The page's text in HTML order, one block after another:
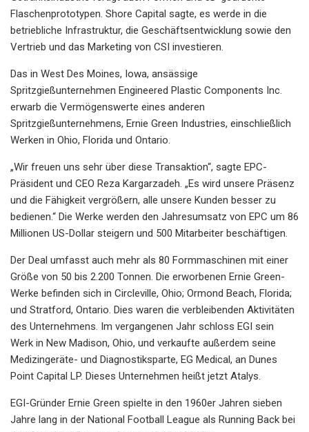
Flaschenprototypen. Shore Capital sagte, es werde in die
betriebliche Infrastruktur, die Geschäftsentwicklung sowie den
Vertrieb und das Marketing von CSI investieren.
Das in West Des Moines, Iowa, ansässige
Spritzgießunternehmen Engineered Plastic Components Inc.
erwarb die Vermögenswerte eines anderen
Spritzgießunternehmens, Ernie Green Industries, einschließlich
Werken in Ohio, Florida und Ontario.
„Wir freuen uns sehr über diese Transaktion“, sagte EPC-
Präsident und CEO Reza Kargarzadeh. „Es wird unsere Präsenz
und die Fähigkeit vergrößern, alle unsere Kunden besser zu
bedienen.“ Die Werke werden den Jahresumsatz von EPC um 86
Millionen US-Dollar steigern und 500 Mitarbeiter beschäftigen.
Der Deal umfasst auch mehr als 80 Formmaschinen mit einer
Größe von 50 bis 2.200 Tonnen. Die erworbenen Ernie Green-
Werke befinden sich in Circleville, Ohio; Ormond Beach, Florida;
und Stratford, Ontario. Dies waren die verbleibenden Aktivitäten
des Unternehmens. Im vergangenen Jahr schloss EGI sein
Werk in New Madison, Ohio, und verkaufte außerdem seine
Medizingeräte- und Diagnostiksparte, EG Medical, an Dunes
Point Capital LP. Dieses Unternehmen heißt jetzt Atalys.
EGI-Gründer Ernie Green spielte in den 1960er Jahren sieben
Jahre lang in der National Football League als Running Back bei